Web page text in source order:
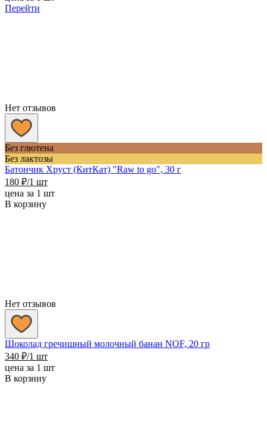
Перейти
Нет отзывов
Без глютена
Без лактозы
Батончик Хруст (КитКат) "Raw to go", 30 г
180 ₽/1 шт
цена за 1 шт
В корзину
Нет отзывов
Шоколад гречишный молочный банан NOF, 20 гр
340 ₽/1 шт
цена за 1 шт
В корзину